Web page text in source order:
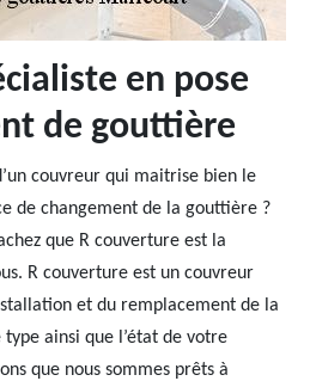
en pose
de gouttière
couvreur qui maitrise bien le
de changement de la gouttière ?
que R couverture est la
R couverture est un couvreur
et du remplacement de la
ainsi que l’état de votre
que nous sommes prêts à